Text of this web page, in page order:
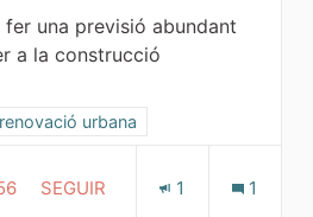
fer una previsió abundant
a la construcció
la categoria: Desenvolupament i
urbana
56 SEGUIDORES
SEGUIR 1 1